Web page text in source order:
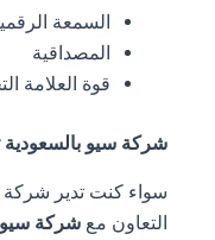
السمعة الرقمية
المصداقية
قوة العلامة
شركة سيو بالسعودية
سواء كنت تدير شركة
التعاون معشركة سيو